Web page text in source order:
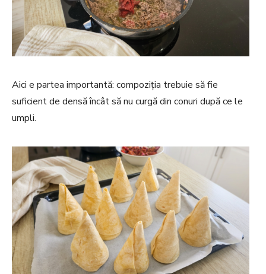
Aici e partea importantă: compoziția trebuie să fie
suficient de densă încât să nu curgă din conuri după ce le
umpli.